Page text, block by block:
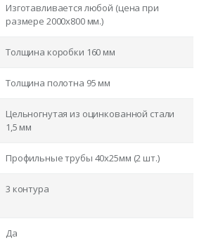
Изготавливается любой (цена при
размере 2000x800 мм.)
Толщина коробки 160 мм
Толщина полотна 95 мм
Цельногнутая из оцинкованной стали
1,5 мм
Профильные трубы 40х25мм (2 шт.)
3 контура
Да